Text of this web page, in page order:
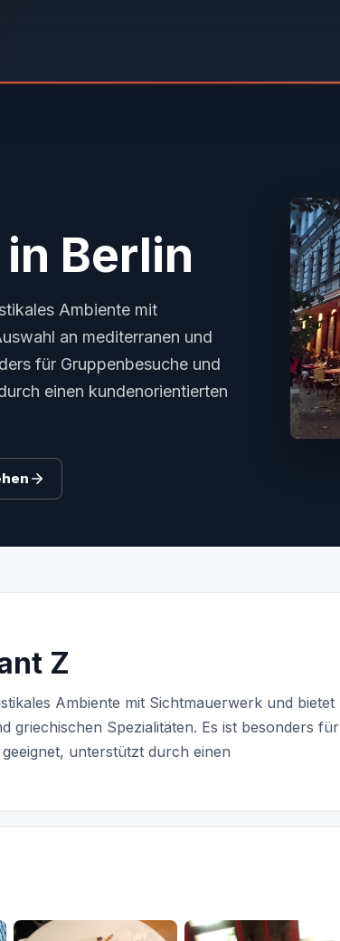
in Berlin
Ambiente mit
an mediterranen und
für Gruppenbesuche und
einen kundenorientierten
Z
Ambiente mit Sichtmauerwerk und bietet
griechischen Spezialitäten. Es ist besonders für
unterstützt durch einen